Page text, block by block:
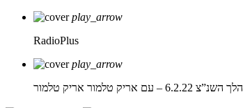
play_arrow
RadioPlus
play_arrow
הלך השנ”צ 6.2.22 – עם אריק טלמור
אריק טלמור